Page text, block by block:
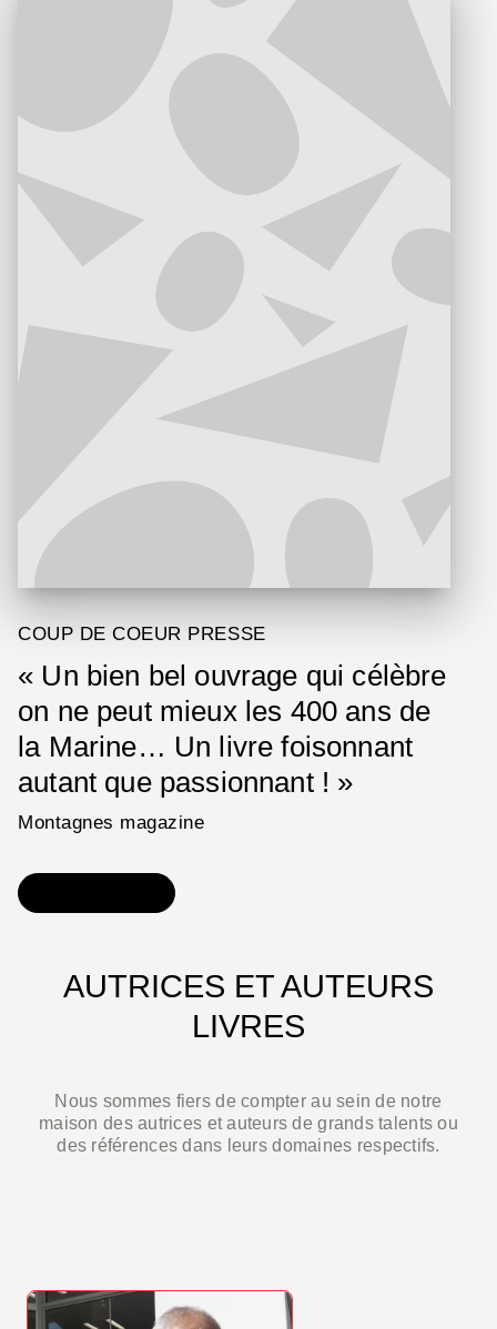
COUP DE COEUR PRESSE
« Un bien bel ouvrage qui célèbre
on ne peut mieux les 400 ans de
la Marine… Un livre foisonnant
autant que passionnant ! »
Montagnes magazine
AUTRICES ET AUTEURS
LIVRES
Nous sommes fiers de compter au sein de notre
maison des autrices et auteurs de grands talents ou
des références dans leurs domaines respectifs.